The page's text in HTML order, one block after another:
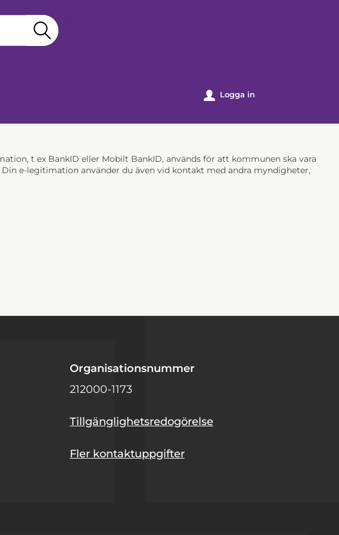
u Logga in
t ex BankID eller Mobilt BankID, används för att kommunen ska vara
e-legitimation använder du även vid kontakt med andra myndigheter,
Organisationsnummer
212000-1173
Tillgänglighetsredogörelse
Fler kontaktuppgifter